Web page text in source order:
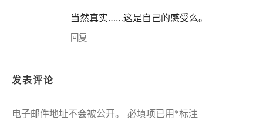
当然真实……这是自己的感受么。
回复
发表评论
电子邮件地址不会被公开。 必填项已用*标注